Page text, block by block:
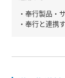
・奉行製品・
・奉行と連携